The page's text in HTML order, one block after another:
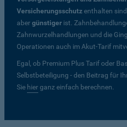
Versicherungsschutzenthalten
abergünstiger ist.
Zahnwurzelhandlungen und die
Operationen auch im Akut-Tarif
Egal, ob Premium Plus Tarif oder
Selbstbeteiligung - den Beitrag für
Sie hierganz einfach berechnen.